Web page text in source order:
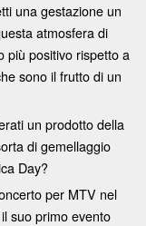
una gestazione un
atmosfera di
più positivo rispetto a
sono il frutto di un
un prodotto della
di gemellaggio
Day?
per MTV nel
suo primo evento